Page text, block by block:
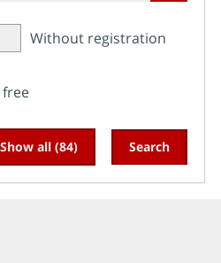
Without registration
free